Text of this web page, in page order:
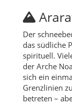
Der
das südliche
spirituell.
der Arche
sich ein
Grenzlinien
betreten –